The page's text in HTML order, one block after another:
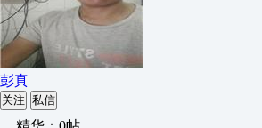
彭真
关注 私信